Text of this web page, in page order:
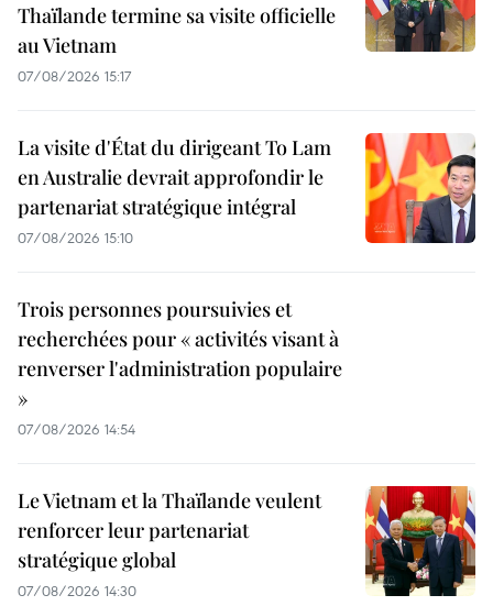
Thaïlande termine sa visite officielle
au Vietnam
07/08/2026 15:17
La visite d'État du dirigeant To Lam
en Australie devrait approfondir le
partenariat stratégique intégral
07/08/2026 15:10
Trois personnes poursuivies et
recherchées pour « activités visant à
renverser l'administration populaire
»
07/08/2026 14:54
Le Vietnam et la Thaïlande veulent
renforcer leur partenariat
stratégique global
07/08/2026 14:30